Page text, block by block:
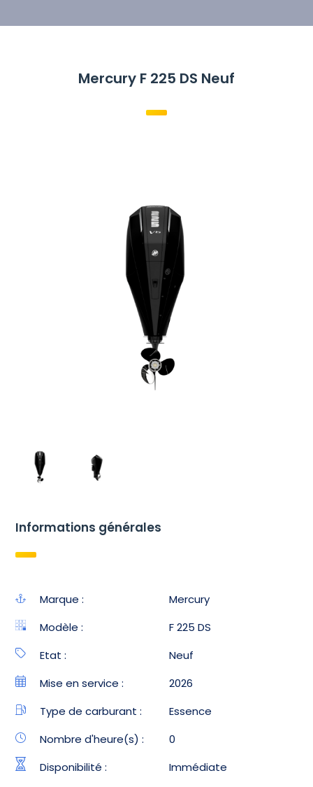
Mercury F 225 DS Neuf
Informations générales
Marque :
Mercury
Modèle :
F 225 DS
Etat :
Neuf
Mise en service :
2026
Type de carburant :
Essence
Nombre d'heure(s) :
0
Disponibilité :
Immédiate